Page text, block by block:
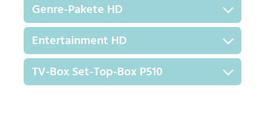
Genre-Pakete HD
Entertainment HD
TV-Box Set-Top-Box P510